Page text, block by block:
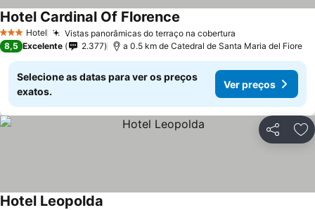
3 EstrelasHotel Vistas panorâmicas do terraço na cobertura
Hotel Cardinal Of Florence
8,5 Excelente 2.377 a 0.5 km de Catedral de Santa Maria del Fiore
Selecione as datas para ver os preços
exatos.
Ver preços
Partilhar
Hotel Leopolda